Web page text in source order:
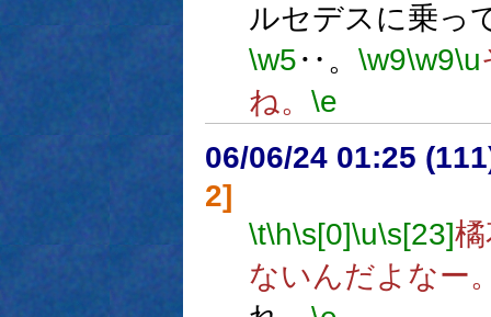
ルセデスに乗っ
\w5‥。 \w9\w9\u
ね。 \e
06/06/24 01:25
2]
\t\h\s[0]\u\s[23]
ないんだよなー